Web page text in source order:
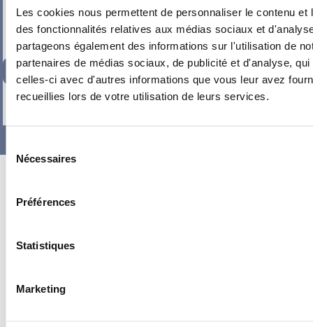
Les cookies nous permettent de personnaliser le contenu et
des fonctionnalités relatives aux médias sociaux et
partageons également des informations sur l'utilisation de
partenaires de médias sociaux, de publicité et d'analyse,
celles-ci avec d'autres informations que vous leur avez
recueillies lors de votre utilisation de leurs services.
Nécessaires
Préférences
Statistiques
Marketing
125,16€
- +